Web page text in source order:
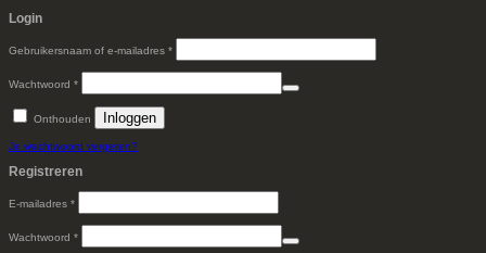
Login
Gebruikersnaam of e-mailadres *
Vereist
Wachtwoord *
Vereist
Onthouden Inloggen
Je wachtwoord vergeten?
Registreren
E-mailadres *
Vereist
Wachtwoord *
Vereist